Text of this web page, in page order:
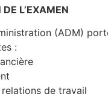
L’EXAMEN
(ADM)
:
relations de travail